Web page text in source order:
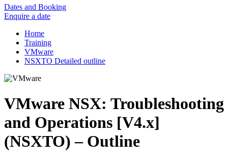
Dates and Booking
Enquire a date
Home
Training
VMware
NSXTO Detailed outline
VMware NSX: Troubleshooting
and Operations [V4.x]
(NSXTO) – Outline